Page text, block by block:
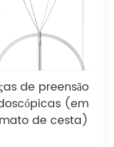
de preensão
(em
de cesta)